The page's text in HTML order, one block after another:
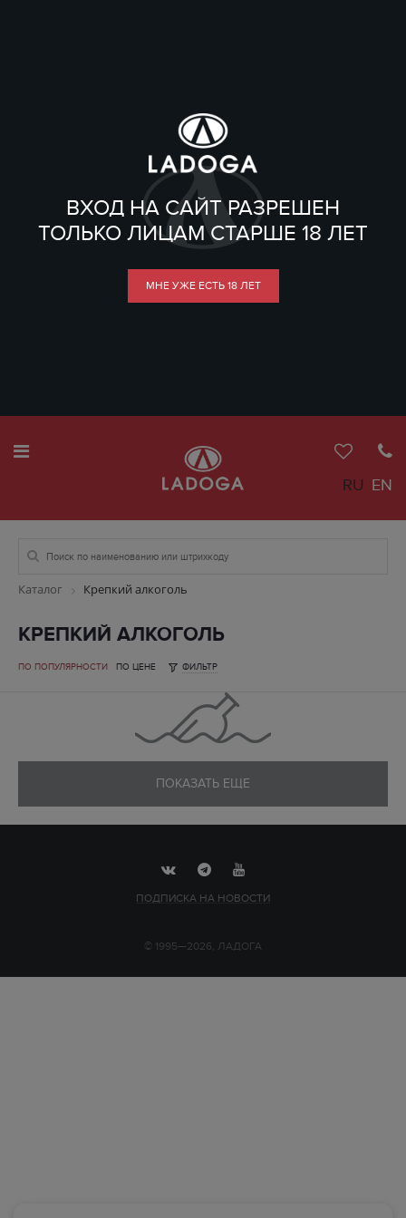
ВХОД НА САЙТ РАЗРЕШЕН
ТОЛЬКО ЛИЦАМ СТАРШЕ 18 ЛЕТ
МНЕ УЖЕ ЕСТЬ 18 ЛЕТ
RU EN
Каталог Крепкий алкоголь
КРЕПКИЙ АЛКОГОЛЬ
ПО ПОПУЛЯРНОСТИ ПО ЦЕНЕ ФИЛЬТР
ПОКАЗАТЬ ЕЩЕ
ПОДПИСКА НА НОВОСТИ
© 1995—2026, ЛАДОГА